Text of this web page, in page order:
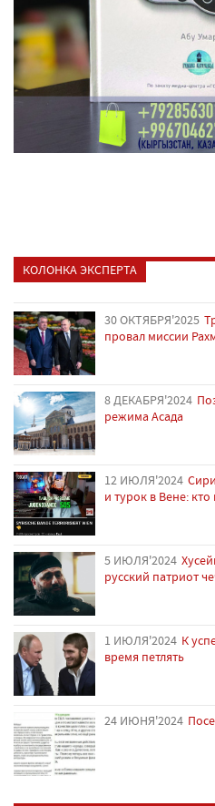
КОЛОНКА ЭКСПЕРТА
30 ОКТЯБРЯ'2025
провал миссии
8 ДЕКАБРЯ'2024
режима Асада
12 ИЮЛЯ'2024
и турок в Вене: кто
5 ИЮЛЯ'2024
русский патриот
1 ИЮЛЯ'2024 К
время петлять
24 ИЮНЯ'2024